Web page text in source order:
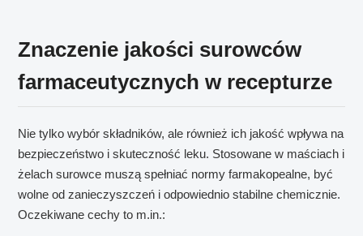
Znaczenie jakości surowców
farmaceutycznych w recepturze
Nie tylko wybór składników, ale również ich jakość wpływa na
bezpieczeństwo i skuteczność leku. Stosowane w maściach i
żelach surowce muszą spełniać normy farmakopealne, być
wolne od zanieczyszczeń i odpowiednio stabilne chemicznie.
Oczekiwane cechy to m.in.: